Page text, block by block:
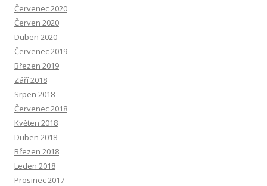
Červenec 2020
Červen 2020
Duben 2020
Červenec 2019
Březen 2019
Září 2018
Srpen 2018
Červenec 2018
Květen 2018
Duben 2018
Březen 2018
Leden 2018
Prosinec 2017